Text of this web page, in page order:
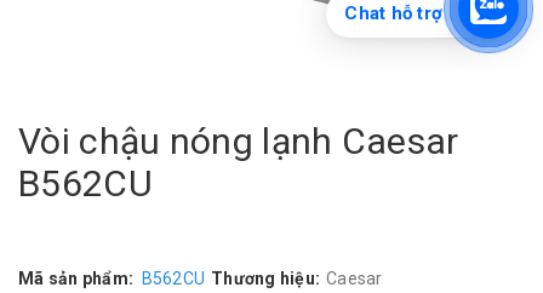
Vòi chậu nóng lạnh Caesar
B562CU
Mã sản phẩm: B562CU Thương hiệu: Caesar
Chat hỗ trợ